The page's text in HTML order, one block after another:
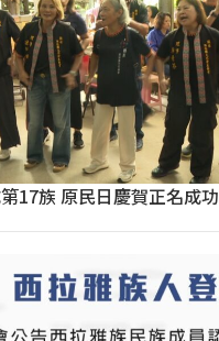
17族 原民日慶賀正名成功